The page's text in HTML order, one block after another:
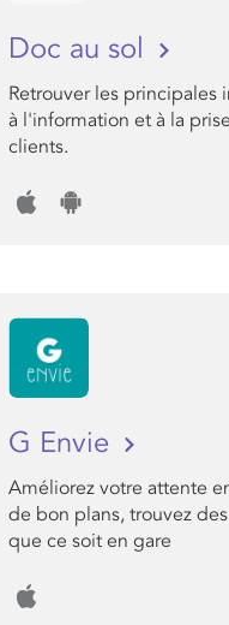
Doc au sol
Retrouver les principales
à l'information et à la
clients.
G Envie
Améliorez votre attente
de bon plans, trouvez
que ce soit en gare